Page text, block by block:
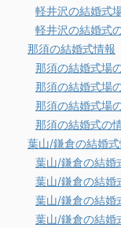
軽井沢の結婚式
軽井沢の結婚式
那須の結婚式情報
那須の結婚式場
那須の結婚式場
那須の結婚式場
那須の結婚式の
葉山/鎌倉の結婚
葉山/鎌倉の結婚
葉山/鎌倉の結婚
葉山/鎌倉の結婚
葉山/鎌倉の結婚